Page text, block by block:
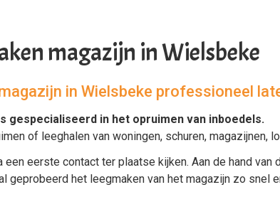
magazijn in Wielsbeke
in Wielsbeke professioneel
gespecialiseerd in het opruimen van inboedels.
of leeghalen van woningen, schuren, magazijnen,
een eerste contact ter plaatse kijken. Aan de hand
geprobeerd het leegmaken van het magazijn zo snel